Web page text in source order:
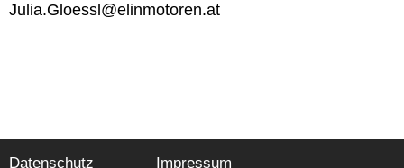
Julia.Gloessl@elinmotoren.at
Datenschutz
Impressum